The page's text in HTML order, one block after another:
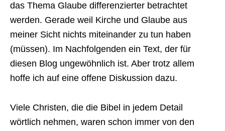
das Thema Glaube differenzierter betrachtet
werden. Gerade weil Kirche und Glaube aus
meiner Sicht nichts miteinander zu tun haben
(müssen). Im Nachfolgenden ein Text, der für
diesen Blog ungewöhnlich ist. Aber trotz allem
hoffe ich auf eine offene Diskussion dazu.
Viele Christen, die die Bibel in jedem Detail
wörtlich nehmen, waren schon immer von den